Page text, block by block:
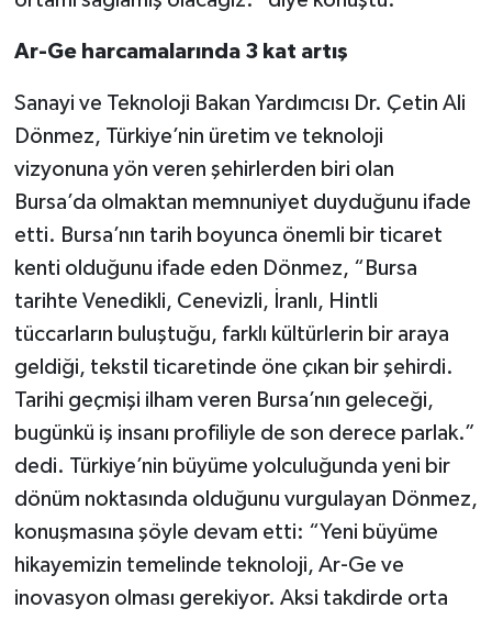
Ar-Ge harcamalarında 3 kat artış
Sanayi ve Teknoloji Bakan Yardımcısı Dr. Çetin Ali
Dönmez, Türkiye’nin üretim ve teknoloji
vizyonuna yön veren şehirlerden biri olan
Bursa’da olmaktan memnuniyet duyduğunu ifade
etti. Bursa’nın tarih boyunca önemli bir ticaret
kenti olduğunu ifade eden Dönmez, “Bursa
tarihte Venedikli, Cenevizli, İranlı, Hintli
tüccarların buluştuğu, farklı kültürlerin bir araya
geldiği, tekstil ticaretinde öne çıkan bir şehirdi.
Tarihi geçmişi ilham veren Bursa’nın geleceği,
bugünkü iş insanı profiliyle de son derece parlak.”
dedi. Türkiye’nin büyüme yolculuğunda yeni bir
dönüm noktasında olduğunu vurgulayan Dönmez,
konuşmasına şöyle devam etti: “Yeni büyüme
hikayemizin temelinde teknoloji, Ar-Ge ve
inovasyon olması gerekiyor. Aksi takdirde orta